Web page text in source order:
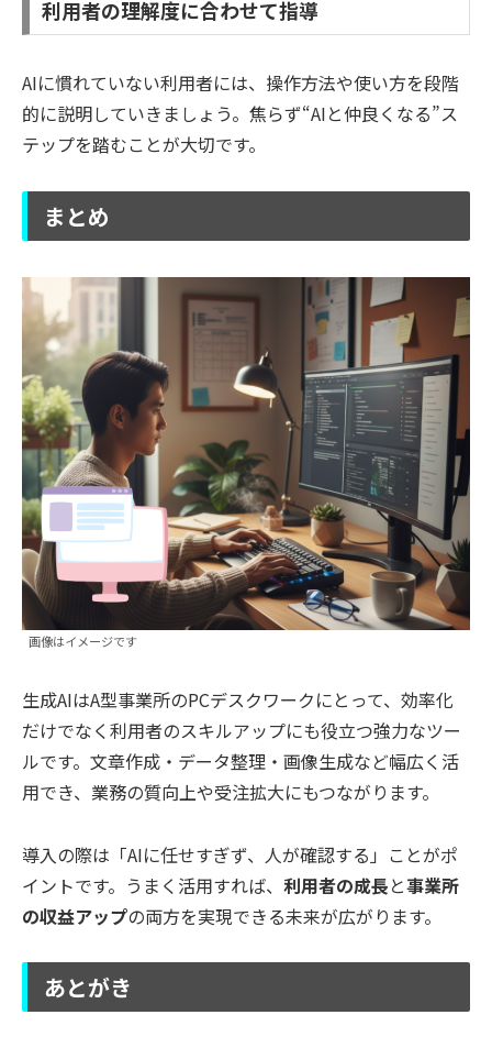
利用者の理解度に合わせて指導
AIに慣れていない利用者には、操作方法や使い方を段階
的に説明していきましょう。焦らず“AIと仲良くなる”ス
テップを踏むことが大切です。
まとめ
画像はイメージです
生成AIはA型事業所のPCデスクワークにとって、効率化
だけでなく利用者のスキルアップにも役立つ強力なツー
ルです。文章作成・データ整理・画像生成など幅広く活
用でき、業務の質向上や受注拡大にもつながります。
導入の際は「AIに任せすぎず、人が確認する」ことがポ
イントです。うまく活用すれば、 利用者の成長と事業所
の収益アップの両方を実現できる未来が広がります。
あとがき